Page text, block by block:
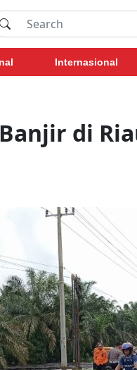
Internasional
di